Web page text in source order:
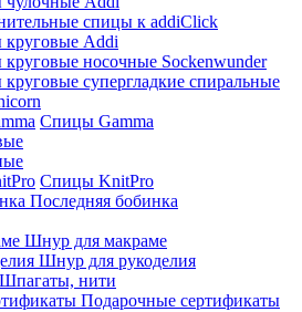
спицы к addiClick
Addi
носочные Sockenwunder
супергладкие спиральные
Спицы Gamma
Спицы KnitPro
Последняя бобинка
Шнур для макраме
Шнур для рукоделия
Шпагаты, нити
Подарочные сертификаты